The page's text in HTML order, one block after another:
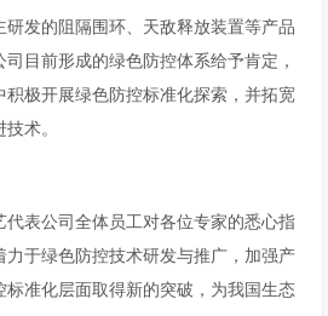
研发的阻隔围环、天敌释放装置等产品
目前形成的绿色防控体系给予肯定，
极开展绿色防控标准化探索，并拓宽
术。
代表公司全体员工对各位专家的悉心指
于绿色防控技术研发与推广，加强产
准化层面取得新的突破，为我国生态